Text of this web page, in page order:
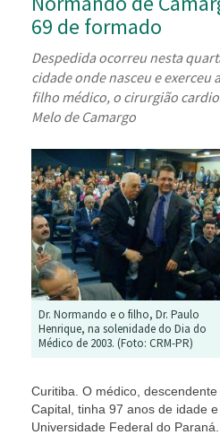
69 de formado
Despedida ocorreu nesta
cidade onde nasceu e exerceu
filho médico, o cirurgião
Melo de Camargo
Dr. Normando e o filho, Dr. Paulo
Henrique, na solenidade do Dia do
Médico de 2003. (Foto: CRM-PR)
Curitiba. O médico,
Capital, tinha 97 anos de idade
Universidade Federal do